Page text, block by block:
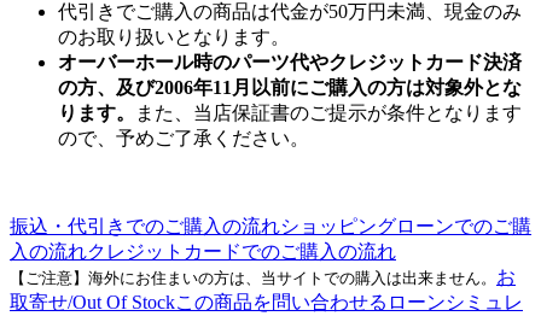
代引きでご購入の商品は代金が50万円未満、現金のみ
のお取り扱いとなります。
オーバーホール時のパーツ代やクレジットカード決済
の方、及び2006年11月以前にご購入の方は対象外とな
ります。
また、当店保証書のご提示が条件となります
ので、予めご了承ください。
振込・代引きでのご購入の流れショッピングローンでのご購
入の流れクレジットカードでのご購入の流れ
【ご注意】海外にお住まいの方は、当サイトでの購入は出来ません。 お
取寄せ/Out Of Stockこの商品を問い合わせる ローンシミュレ